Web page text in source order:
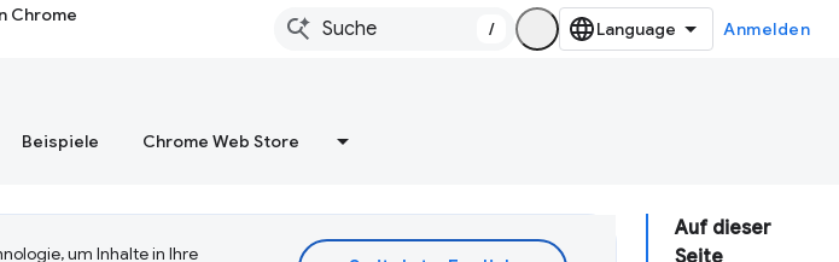
Chrome
/ Anmelden
Beispiele Chrome Web Store
Auf dieser
Seite
um Inhalte in Ihre